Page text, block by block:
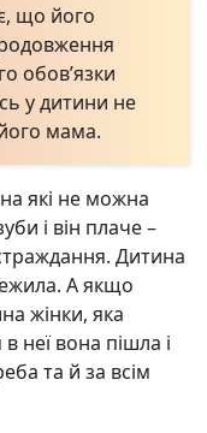
що його
обов’язки
у дитини не
мама.
які не можна
і він плаче –
Дитина
А якщо
жінки, яка
неї вона пішла і
та й за всім